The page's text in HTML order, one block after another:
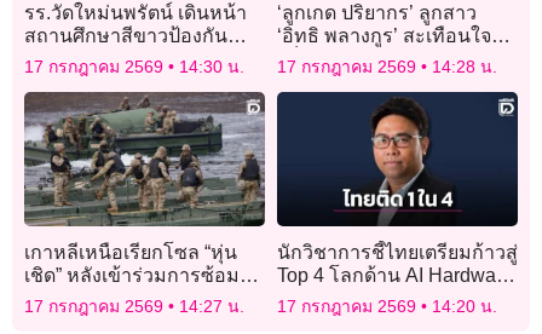
รร.วัดใหม่นพรัตน์ เดินหน้า
สถานศึกษาสีขาวป้องกัน
ควบคุมยาเสพติด
17 กรกฎาคม 2569 14:30 น.
‘ลูกเกด ปริยากร’ ลูกสาว
‘อิทธิ พลางกูร’ สะเทือนใจฟัง
‘เก็บตะวัน’ เวอร์ชัน AI ตัดพ้อ
ถ้าคุณพ่อยังอยู่คงเสียใจ
17 กรกฎาคม 2569 14:28 น.
เกาหลีเหนือเรียกโซล “หุ่น
เชิด” หลังเข้าร่วมการซ้อมรบ
ทางทะเลกับสหรัฐ
17 กรกฎาคม 2569 14:27 น.
นักวิชาการชี้ไทยเตรียมก้าวสู่
Top 4 โลกด้าน AI Hardware
สะท้อนนโยบายรัฐบาลเดิน
มาถูกทาง
17 กรกฎาคม 2569 14:20 น.